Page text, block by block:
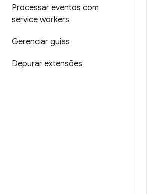
Processar eventos com
service workers
Gerenciar guias
Depurar extensões